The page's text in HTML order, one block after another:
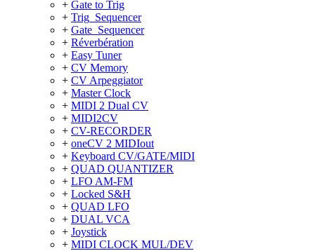
+ Gate to Trig
+ Trig_Sequencer
+ Gate_Sequencer
+ Réverbération
+ Easy Tuner
+ CV Memory
+ CV Arpeggiator
+ Master Clock
+ MIDI 2 Dual CV
+ MIDI2CV
+ CV-RECORDER
+ oneCV 2 MIDIout
+ Keyboard CV/GATE/MIDI
+ QUAD QUANTIZER
+ LFO AM-FM
+ Locked S&H
+ QUAD LFO
+ DUAL VCA
+ Joystick
+ MIDI CLOCK MUL/DEV